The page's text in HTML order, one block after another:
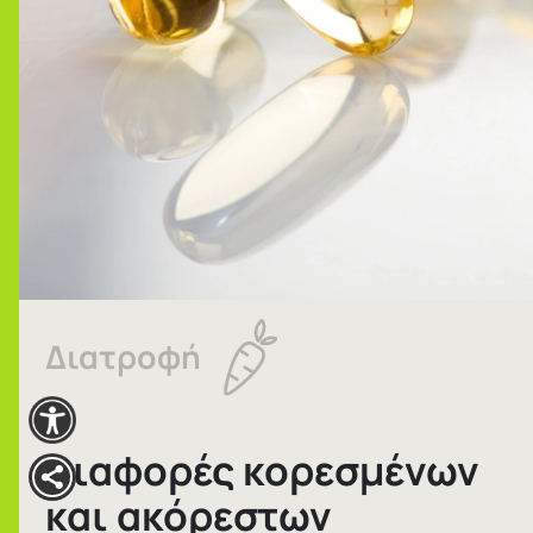
Διατροφή
Διαφορές κορεσμένων
και ακόρεστων